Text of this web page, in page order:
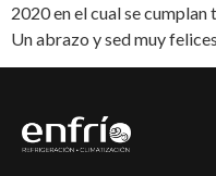
2020 en el cual se
Un abrazo y sed muy